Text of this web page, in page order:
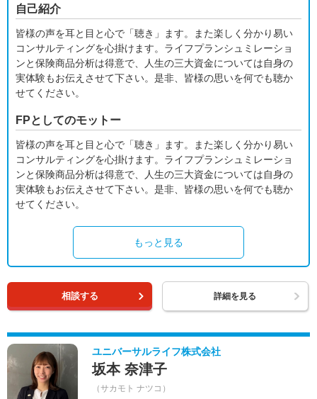
自己紹介
皆様の声を耳と目と心で「聴き」ます。また楽しく分かり易い
コンサルティングを心掛けます。ライフプランシュミレーショ
ンと保険商品分析は得意で、人生の三大資金については自身の
実体験もお伝えさせて下さい。是非、皆様の思いを何でも聴か
せてください。
FPとしてのモットー
皆様の声を耳と目と心で「聴き」ます。また楽しく分かり易い
コンサルティングを心掛けます。ライフプランシュミレーショ
ンと保険商品分析は得意で、人生の三大資金については自身の
実体験もお伝えさせて下さい。是非、皆様の思いを何でも聴か
せてください。
もっと見る
相談する 詳細を見る
ユニバーサルライフ株式会社
坂本 奈津子
（サカモト ナツコ）